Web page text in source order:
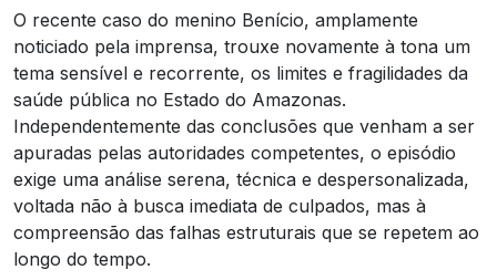
O recente caso do menino Benício, amplamente
noticiado pela imprensa, trouxe novamente à tona um
tema sensível e recorrente, os limites e fragilidades da
saúde pública no Estado do Amazonas.
Independentemente das conclusões que venham a ser
apuradas pelas autoridades competentes, o episódio
exige uma análise serena, técnica e despersonalizada,
voltada não à busca imediata de culpados, mas à
compreensão das falhas estruturais que se repetem ao
longo do tempo.